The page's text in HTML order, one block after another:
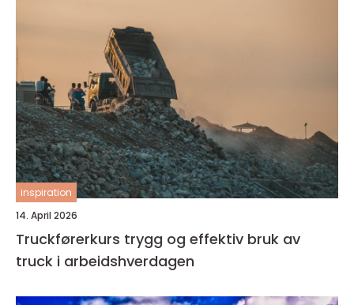
inspiration
14. April 2026
Truckførerkurs trygg og effektiv bruk av
truck i arbeidshverdagen